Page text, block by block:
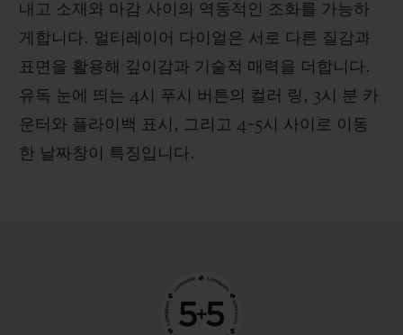
내고 소재와 마감 사이의 역동적인 조화를 가능하
게합니다. 멀티레이어 다이얼은 서로 다른 질감과
표면을 활용해 깊이감과 기술적 매력을 더합니다.
유독 눈에 띄는 4시 푸시 버튼의 컬러 링, 3시 분 카
운터와 플라이백 표시, 그리고 4~5시 사이로 이동
한 날짜창이 특징입니다.